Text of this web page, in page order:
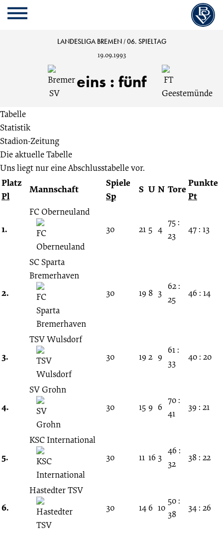
Cookie
Einstellungen
Zum
Inhalt
Cookie
Einstellungen
Kopfbereich
MENU
Bremer
FT
Geestemünde
1:5
06.
Spieltag
19.09.1993
-
1993/1994
(Landesliga
Bremen)
LANDESLIGA BREMEN /06. SPIELTAG
19.09.1993
eins : fünf
Tabelle
Statistik
Stadion-Zeitung
Die aktuelle Tabelle
Uns liegt nur eine Abschlusstabelle vor.
Platz
Pl
Mannschaft
Spiele
Sp
S U N Tore
Punkte
Pt
1.
FC Oberneuland
30
21 5 4
75 :
23
47 : 13
2.
SC Sparta
Bremerhaven
30
19 8 3
62 :
25
46 : 14
3.
TSV Wulsdorf
30
19 2 9
61 :
33
40 : 20
4.
SV Grohn
30
15 9 6
70 :
41
39 : 21
5.
KSC International
30
11 16 3
46 :
32
38 : 22
6.
Hastedter TSV
30
14 6 10
50 :
38
34 : 26